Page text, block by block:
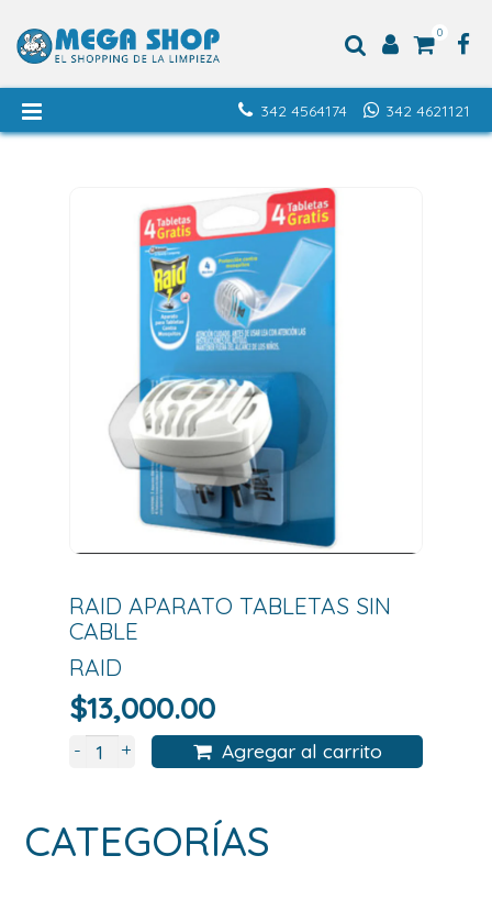
0
342 4621121
342 4564174
RAID APARATO TABLETAS SIN
CABLE
RAID
$13,000.00
- + Agregar al carrito
CATEGORÍAS